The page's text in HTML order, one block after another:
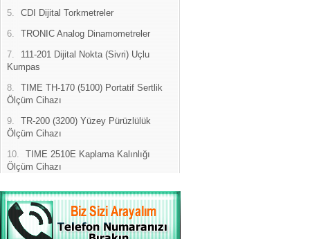
5.
CDI Dijital Torkmetreler
6.
TRONIC Analog Dinamometreler
7.
111-201 Dijital Nokta (Sivri) Uçlu
Kumpas
8.
TIME TH-170 (5100) Portatif Sertlik
Ölçüm Cihazı
9.
TR-200 (3200) Yüzey Pürüzlülük
Ölçüm Cihazı
10.
TIME 2510E Kaplama Kalınlığı
Ölçüm Cihazı